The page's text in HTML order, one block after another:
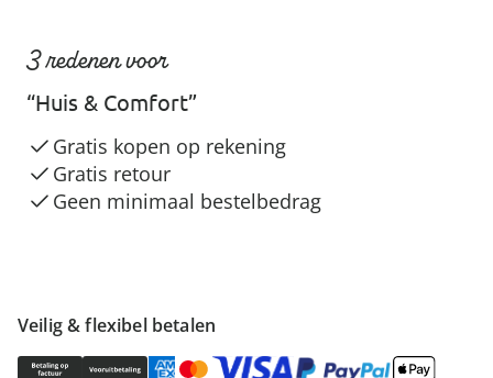
Veilig & flexibel betalen
3 redenen voor
“Huis & Comfort”
Gratis kopen op rekening
Gratis retour
Geen minimaal bestelbedrag